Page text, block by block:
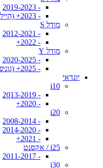
- 2019-2023
- 2023+ (היילנד)
מודל S
- 2012-2021
- 2022+
מודל Y
- 2020-2025
- 2025+ (גוניפר)
יונדאי
i10
- 2013-2019
- 2020+
i20
- 2008-2014
- 2014-2020
- 2021+
i25 / אקסנט
- 2011-2017
i30